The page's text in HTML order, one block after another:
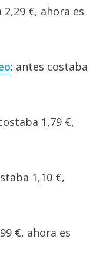
€, ahora es
: antes costaba
1,79 €,
1,10 €,
€, ahora es